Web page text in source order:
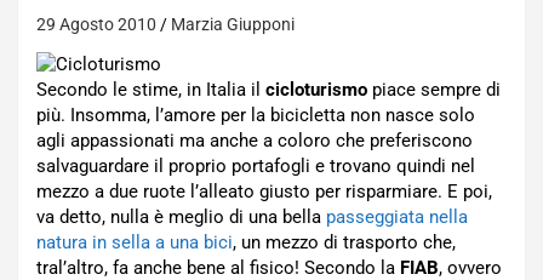
29 Agosto 2010 Marzia Giupponi
Secondo le stime, in Italia il cicloturismo piace sempre di
più. Insomma, l’amore per la bicicletta non nasce solo
agli appassionati ma anche a coloro che preferiscono
salvaguardare il proprio portafogli e trovano quindi nel
mezzo a due ruote l’alleato giusto per risparmiare. E poi,
va detto, nulla è meglio di una bella passeggiata nella
natura in sella a una bici, un mezzo di trasporto che,
tral’altro, fa anche bene al fisico! Secondo la FIAB, ovvero